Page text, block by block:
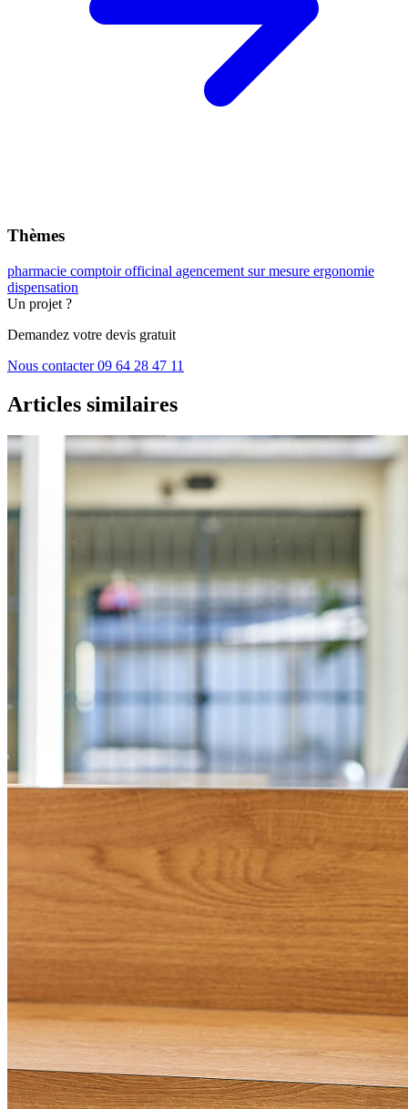
Thèmes
pharmacie comptoir officinal agencement sur mesure ergonomie
dispensation
Un projet ?
Demandez votre devis gratuit
Nous contacter09 64 28 47 11
Articles similaires